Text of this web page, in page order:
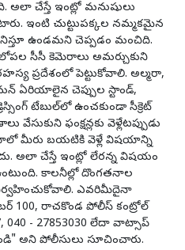
చేస్తే ఇంట్లో మనుషులు
ఇంటి చుట్టుపక్కల నమ్మకమైన
ఉండమని చెప్పడం మంచిది.
సీసీ కెమెరాలు అమర్చుకుని
ప్రదేశంలో పెట్టుకోవాలి. అల్మరా,
ఏరియాలైన చెప్పుల స్టాండ్,
టేబుల్‌లో ఉంచకుండా సీక్రెట్
ఫంక్షన్లకు వెళ్లేటప్పుడు
మీరు బయటికి వెళ్లే విషయాన్ని
అలా చేస్తే ఇంట్లో లేరన్న విషయం
కాలనీల్లో దొంగతనాల
ఎవరిమీదైనా
100, రాచకొండ పోలీస్ కంట్రోల్
040 - 27853030 లేదా వాట్సాప్
అని పోలీసులు సూచించారు.